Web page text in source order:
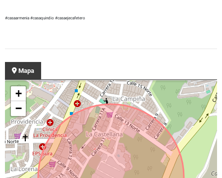
#casaarmenia #casaquindio #casaejecafetero
Mapa
+
−